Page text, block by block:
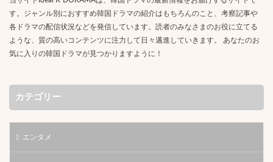
す。ジャンル別におすすめ韓国ドラマの紹介はもちろんのこと、考察記事や
各ドラマの配信状況などを発信しています。読者のみなさまのお役に立てる
ような、質の高いコンテンツに注力して日々邁進していきます。 あなたのお
気に入りの韓国ドラマが見つかりますように！
カテゴリー
エンタメ